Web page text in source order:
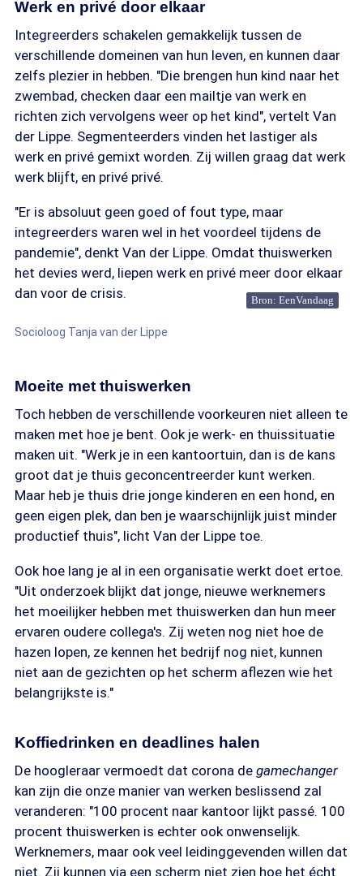
Werk en privé door elkaar
Integreerders schakelen gemakkelijk tussen de
verschillende domeinen van hun leven, en kunnen daar
zelfs plezier in hebben. "Die brengen hun kind naar het
zwembad, checken daar een mailtje van werk en
richten zich vervolgens weer op het kind", vertelt Van
der Lippe. Segmenteerders vinden het lastiger als
werk en privé gemixt worden. Zij willen graag dat werk
werk blijft, en privé privé.
"Er is absoluut geen goed of fout type, maar
integreerders waren wel in het voordeel tijdens de
pandemie", denkt Van der Lippe. Omdat thuiswerken
het devies werd, liepen werk en privé meer door elkaar
dan voor de crisis.
Bron: EenVandaag
Socioloog Tanja van der Lippe
Moeite met thuiswerken
Toch hebben de verschillende voorkeuren niet alleen te
maken met hoe je bent. Ook je werk- en thuissituatie
maken uit. "Werk je in een kantoortuin, dan is de kans
groot dat je thuis geconcentreerder kunt werken.
Maar heb je thuis drie jonge kinderen en een hond, en
geen eigen plek, dan ben je waarschijnlijk juist minder
productief thuis", licht Van der Lippe toe.
Ook hoe lang je al in een organisatie werkt doet ertoe.
"Uit onderzoek blijkt dat jonge, nieuwe werknemers
het moeilijker hebben met thuiswerken dan hun meer
ervaren oudere collega's. Zij weten nog niet hoe de
hazen lopen, ze kennen het bedrijf nog niet, kunnen
niet aan de gezichten op het scherm aflezen wie het
belangrijkste is."
Koffiedrinken en deadlines halen
De hoogleraar vermoedt dat corona de gamechanger
kan zijn die onze manier van werken beslissend zal
veranderen: "100 procent naar kantoor lijkt passé. 100
procent thuiswerken is echter ook onwenselijk.
Werknemers, maar ook veel leidinggevenden willen dat
niet. Zij kunnen via een scherm niet zien hoe het écht